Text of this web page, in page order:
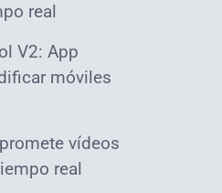
real
V2: App
móviles
vídeos
real